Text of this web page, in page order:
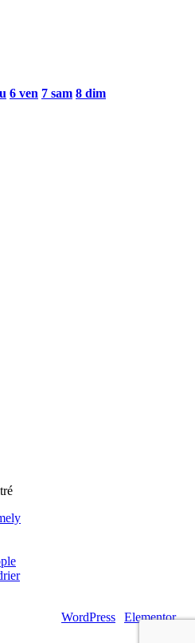
6 ven 7 sam 8 dim
WordPress Elementor|